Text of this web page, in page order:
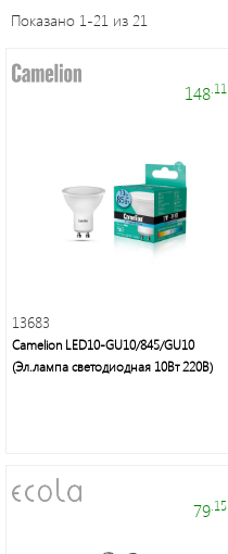
датчики,
светодиодные
Светильники
банные
Дверные
звонки
Показано 1-21 из 21
148 .11
13683
Camelion LED10-GU10/845/GU10
(Эл.лампа светодиодная 10Вт 220В)
79 .15